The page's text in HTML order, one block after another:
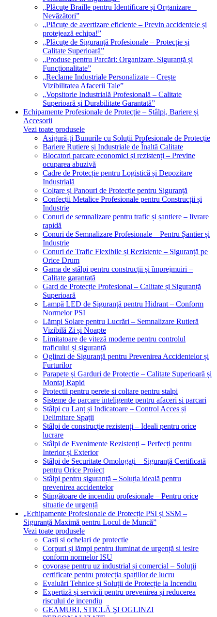
„Plăcuțe Braille pentru Identificare și Organizare –
Nevăzători”
„Plăcuțe de avertizare eficiente – Previn accidentele și
protejează echipa!”
„Plăcuțe de Siguranță Profesionale – Protecție și
Calitate Superioară”
„Produse pentru Parcări: Organizare, Siguranță și
Funcționalitate”
„Reclame Industriale Personalizate – Crește
Vizibilitatea Afacerii Tale”
„Vopsitorie Industrială Profesională – Calitate
Superioară și Durabilitate Garantată”
Echipamente Profesionale de Protecție – Stâlpi, Bariere și
Accesorii
Vezi toate produsele
Asigură-ți Bunurile cu Soluții Profesionale de Protecție
Bariere Rutiere și Industriale de Înaltă Calitate
Blocatori parcare economici și rezistenți – Previne
ocuparea abuzivă
Cadre de Protecție pentru Logistică și Depozitare
Industrială
Colțare și Panouri de Protecție pentru Siguranță
Confecții Metalice Profesionale pentru Construcții și
Industrie
Conuri de semnalizare pentru trafic și șantiere – livrare
rapidă
Conuri de Semnalizare Profesionale – Pentru Șantier și
Industrie
Conuri de Trafic Flexibile și Rezistente – Siguranță pe
Orice Drum
Gama de stâlpi pentru construcții și împrejmuiri –
Calitate garantată
Gard de Protecție Profesional – Calitate și Siguranță
Superioară
Lampă LED de Siguranță pentru Hidrant – Conform
Normelor PSI
Lămpi Solare pentru Lucrări – Semnalizare Rutieră
Vizibilă Zi și Noapte
Limitatoare de viteză moderne pentru controlul
traficului și siguranță
Oglinzi de Siguranță pentru Prevenirea Accidentelor și
Furturilor
Parapete și Garduri de Protecție – Calitate Superioară și
Montaj Rapid
Protectii pentru perete si coltare pentru stalpi
Sisteme de parcare inteligente pentru afaceri si parcari
Stâlpi cu Lanț și Indicatoare – Control Acces și
Delimitare Spații
Stâlpi de construcție rezistenți – Ideali pentru orice
lucrare
Stâlpi de Evenimente Rezistenți – Perfecți pentru
Interior și Exterior
Stâlpi de Securitate Omologați – Siguranță Certificată
pentru Orice Proiect
Stâlpi pentru siguranță – Soluția ideală pentru
prevenirea accidentelor
Stingătoare de incendiu profesionale – Pentru orice
situație de urgență
„Echipamente Profesionale de Protecție PSI și SSM –
Siguranță Maximă pentru Locul de Muncă”
Vezi toate produsele
Casti si ochelari de protectie
Corpuri și lămpi pentru iluminat de urgență si iesire
conform normelor ISU
covorașe pentru uz industrial și comercial – Soluții
certificate pentru protecția spațiilor de lucru
Evaluări Tehnice și Soluții de Protecție la Incendiu
Expertiză și servicii pentru prevenirea și reducerea
riscului de incendiu
GEAMURI, STICLĂ ŞI OGLINZI